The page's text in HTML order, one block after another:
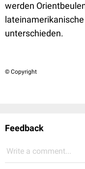
werden
unterschieden.
© Copyright
Feedback
Write a comment...